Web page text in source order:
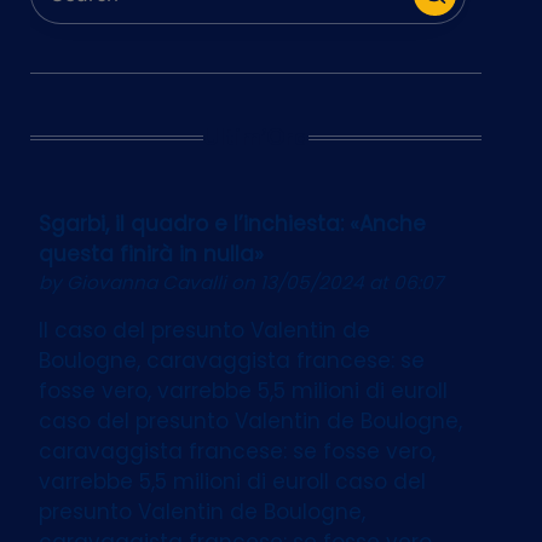
Ultim’Ora
Sgarbi, il quadro e l’inchiesta: «Anche
questa finirà in nulla»
by Giovanna Cavallion 13/05/2024 at 06:07
Il caso del presunto Valentin de
Boulogne, caravaggista francese: se
fosse vero, varrebbe 5,5 milioni di euroIl
caso del presunto Valentin de Boulogne,
caravaggista francese: se fosse vero,
varrebbe 5,5 milioni di euroIl caso del
presunto Valentin de Boulogne,